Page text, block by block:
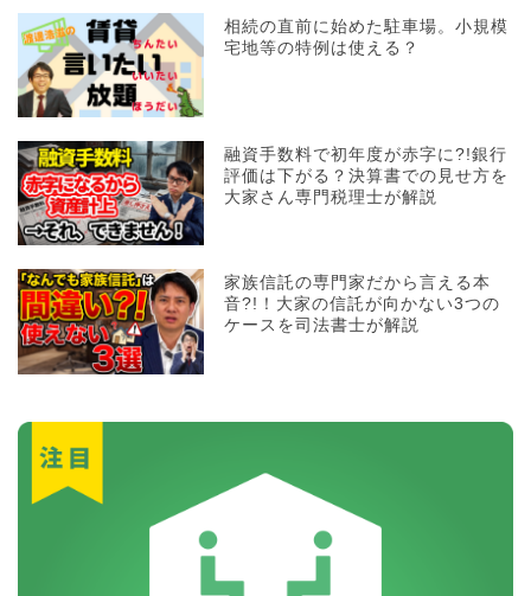
相続の直前に始めた駐車場。小規模
宅地等の特例は使える？
融資手数料で初年度が赤字に?!銀行
評価は下がる？決算書での見せ方を
大家さん専門税理士が解説
家族信託の専門家だから言える本
音?!！大家の信託が向かない3つの
ケースを司法書士が解説